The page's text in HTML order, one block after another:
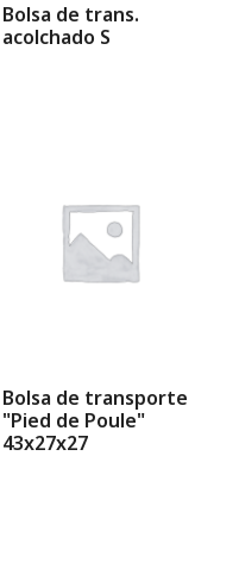
Bolsa de trans.
acolchado S
Bolsa de transporte
"Pied de Poule"
43x27x27